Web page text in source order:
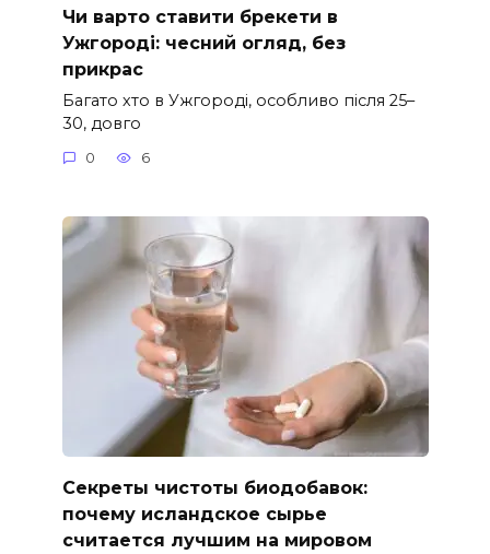
Чи варто ставити брекети в
Ужгороді: чесний огляд, без
прикрас
Багато хто в Ужгороді, особливо після 25–
30, довго
0 6
Секреты чистоты биодобавок:
почему исландское сырье
считается лучшим на мировом